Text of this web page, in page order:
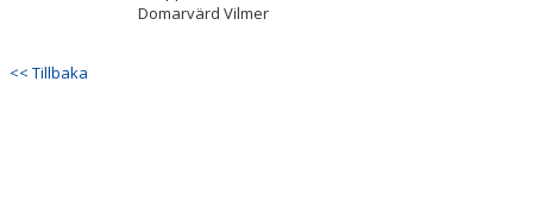
Domarvärd Vilmer
<< Tillbaka